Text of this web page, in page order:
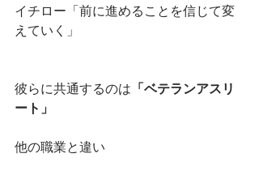
イチロー「前に進めることを信じて変
えていく」
彼らに共通するのは 「ベテランアスリ
ート」
他の職業と違い